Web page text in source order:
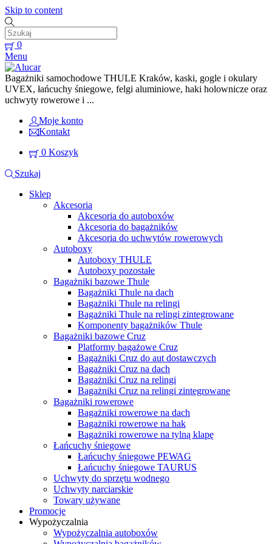
Skip to content
0
Menu
Bagażniki samochodowe THULE Kraków, kaski, gogle i okulary
UVEX, łańcuchy śniegowe, felgi aluminiowe, haki holownicze oraz
uchwyty rowerowe i ...
Moje konto
Kontakt
0 Koszyk
Szukaj
Sklep
Akcesoria
Akcesoria do autoboxów
Akcesoria do bagażników
Akcesoria do uchwytów rowerowych
Autoboxy
Autoboxy THULE
Autoboxy pozostałe
Bagażniki bazowe Thule
Bagażniki Thule na dach
Bagażniki Thule na relingi
Bagażniki Thule na relingi zintegrowane
Komponenty bagażników Thule
Bagażniki bazowe Cruz
Platformy bagażowe Cruz
Bagażniki Cruz do aut dostawczych
Bagażniki Cruz na dach
Bagażniki Cruz na relingi
Bagażniki Cruz na relingi zintegrowane
Bagażniki rowerowe
Bagażniki rowerowe na dach
Bagażniki rowerowe na hak
Bagażniki rowerowe na tylną klapę
Łańcuchy śniegowe
Łańcuchy śniegowe PEWAG
Łańcuchy śniegowe TAURUS
Uchwyty do sprzętu wodnego
Uchwyty narciarskie
Towary używane
Promocje
Wypożyczalnia
Wypożyczalnia autoboxów